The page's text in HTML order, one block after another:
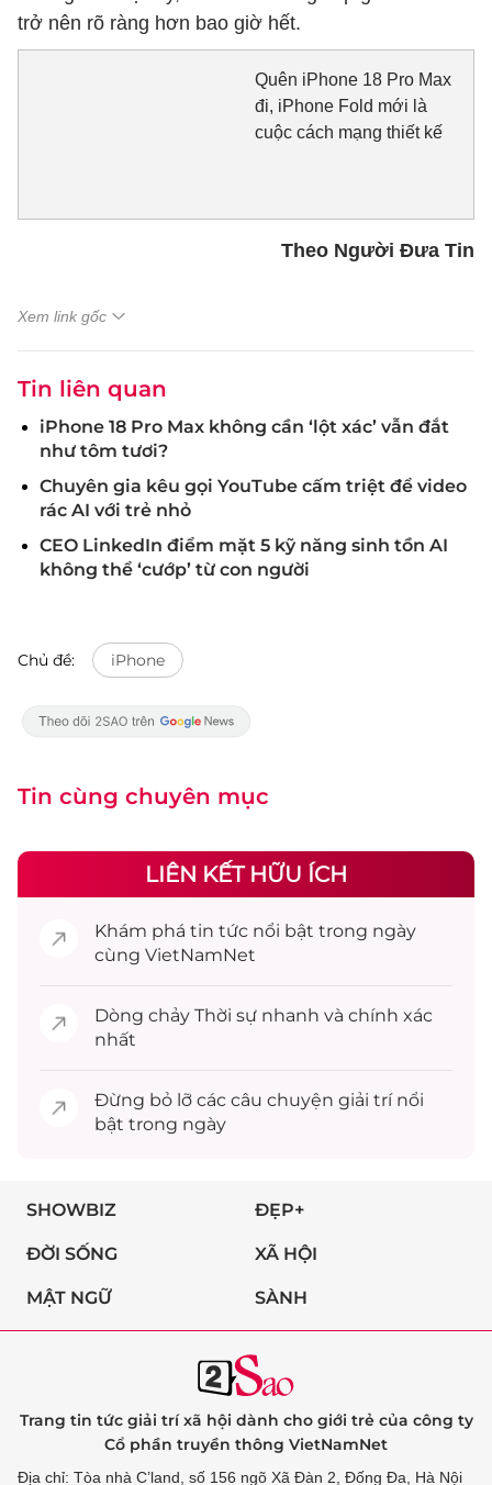
trở nên rõ ràng hơn bao giờ hết.
Quên iPhone 18 Pro Max
đi, iPhone Fold mới là
cuộc cách mạng thiết kế
Theo Người Đưa Tin
Xem link gốc
Tin liên quan
iPhone 18 Pro Max không cần ‘lột xác’ vẫn đắt
như tôm tươi?
Chuyên gia kêu gọi YouTube cấm triệt để video
rác AI với trẻ nhỏ
CEO LinkedIn điểm mặt 5 kỹ năng sinh tồn AI
không thể ‘cướp’ từ con người
Chủ đề: iPhone
Tin cùng chuyên mục
LIÊN KẾT HỮU ÍCH
Khám phá tin tức nổi bật trong ngày
cùng VietNamNet
Dòng chảy Thời sự nhanh và chính xác
nhất
Đừng bỏ lỡ các câu chuyện giải trínổi
bật trong ngày
SHOWBIZ ĐẸP+
ĐỜI SỐNG XÃ HỘI
MẬT NGỮ SÀNH
Trang tin tức giải trí xã hội dành cho giới trẻ của công ty
Cổ phần truyền thông VietNamNet
Địa chỉ: Tòa nhà C’land, số 156 ngõ Xã Đàn 2, Đống Đa, Hà Nội